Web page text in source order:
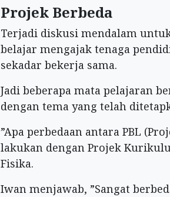
Projek Berbeda
Terjadi diskusi mendalam
belajar mengajak tenaga
sekadar bekerja sama.
Jadi beberapa mata pelajaran
dengan tema yang telah
”Apa perbedaan antara PBL
lakukan dengan Projek
Fisika.
Iwan menjawab, ”Sangat